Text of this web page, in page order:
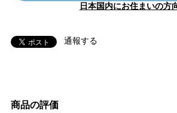
日本国内にお住まいの方
通報する
商品の評価